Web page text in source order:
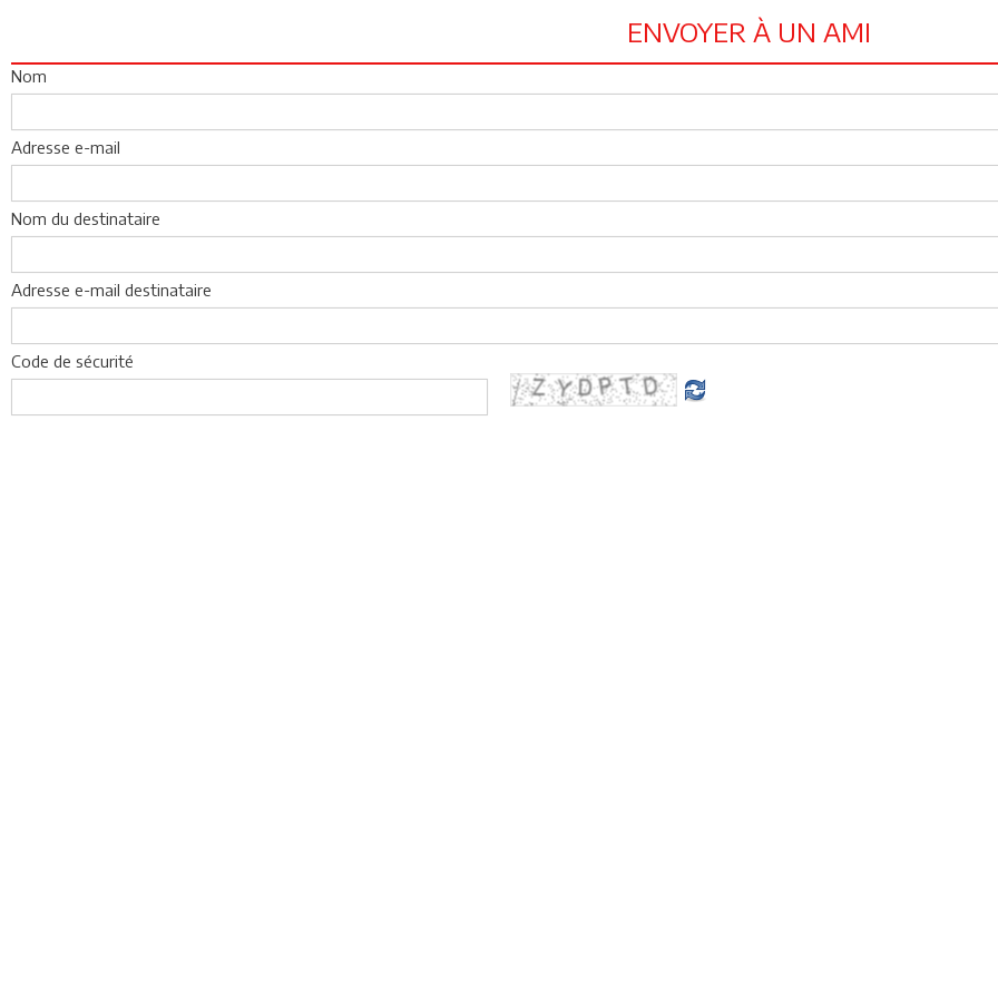
ENVOYER À UN AMI
Nom
Adresse e-mail
Nom du destinataire
Adresse e-mail destinataire
Code de sécurité